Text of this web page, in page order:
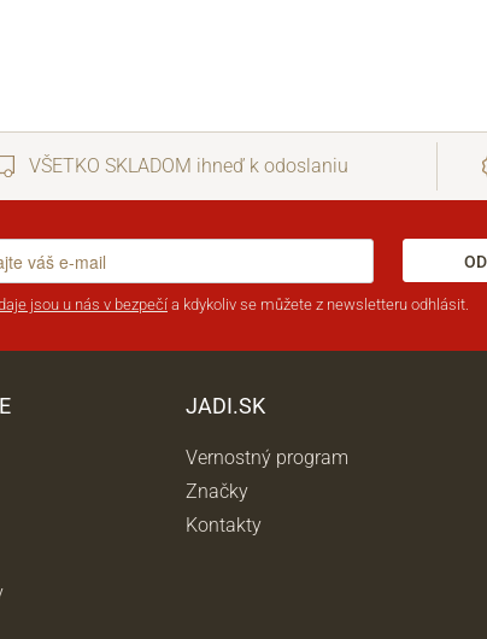
VŠETKO SKLADOM ihneď k odoslaniu
jsou u nás v bezpečía kdykoliv se můžete z newsletteru odhlásit.
JADI.SK
Vernostný program
Značky
Kontakty